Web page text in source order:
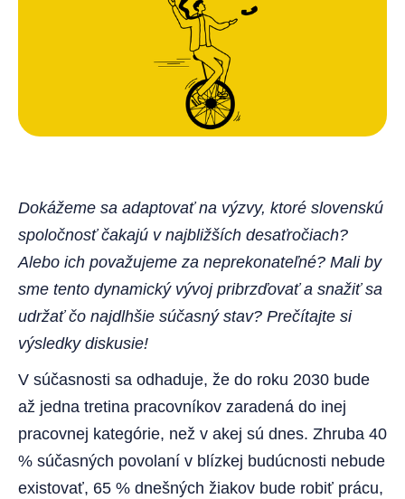
Dokážeme sa adaptovať na výzvy, ktoré slovenskú
spoločnosť čakajú v najbližších desaťročiach?
Alebo ich považujeme za neprekonateľné? Mali by
sme tento dynamický vývoj pribrzďovať a snažiť sa
udržať čo najdlhšie súčasný stav? Prečítajte si
výsledky diskusie!
V súčasnosti sa odhaduje, že do roku 2030 bude
až jedna tretina pracovníkov zaradená do inej
pracovnej kategórie, než v akej sú dnes. Zhruba 40
% súčasných povolaní v blízkej budúcnosti nebude
existovať, 65 % dnešných žiakov bude robiť prácu,